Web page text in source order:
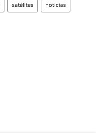
satélites noticias